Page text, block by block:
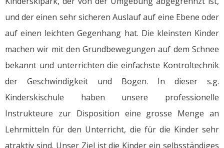
und der einen sehr sicheren Auslauf auf eine Ebene oder
auf einen leichten Gegenhang hat. Die kleinsten Kinder
machen wir mit den Grundbewegungen auf dem Schnee
bekannt und unterrichten die einfachste Kontroltechnik
der Geschwindigkeit und Bogen. In dieser s.g.
Kinderskischule haben unsere professionelle
Instrukteure zur Disposition eine grosse Menge an
Lehrmitteln für den Unterricht, die für die Kinder sehr
atraktiv sind. Unser Ziel ist die Kinder ein selbsständiges